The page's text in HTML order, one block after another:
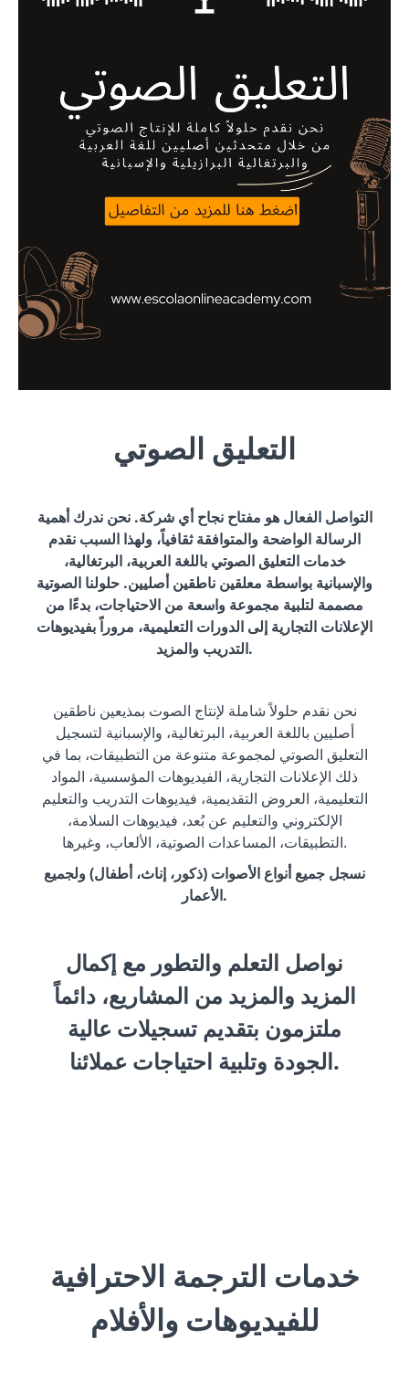
التعليق الصوتي
التواصل الفعال هو مفتاح نجاح أي شركة. نحن ندرك أهمية
الرسالة الواضحة والمتوافقة ثقافياً، ولهذا السبب نقدم
خدمات التعليق الصوتي باللغة العربية، البرتغالية،
والإسبانية بواسطة معلقين ناطقين أصليين. حلولنا الصوتية
مصممة لتلبية مجموعة واسعة من الاحتياجات، بدءًا من
الإعلانات التجارية إلى الدورات التعليمية، مروراً بفيديوهات
التدريب والمزيد.
نحن نقدم حلولاً شاملة لإنتاج الصوت بمذيعين ناطقين
أصليين باللغة العربية، البرتغالية، والإسبانية لتسجيل
التعليق الصوتي لمجموعة متنوعة من التطبيقات، بما في
ذلك الإعلانات التجارية، الفيديوهات المؤسسية، المواد
التعليمية، العروض التقديمية، فيديوهات التدريب والتعليم
الإلكتروني والتعليم عن بُعد، فيديوهات السلامة،
التطبيقات، المساعدات الصوتية، الألعاب، وغيرها.
نسجل جميع أنواع الأصوات (ذكور، إناث، أطفال) ولجميع
الأعمار.
نواصل التعلم والتطور مع إكمال
المزيد والمزيد من المشاريع، دائماً
ملتزمون بتقديم تسجيلات عالية
الجودة وتلبية احتياجات عملائنا.
خدمات الترجمة الاحترافية
للفيديوهات والأفلام